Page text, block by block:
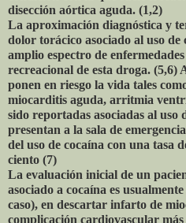
disección aórtica aguda. (1,2)
La aproximación diagnóstica y
dolor torácico asociado al uso de
amplio espectro de
recreacional de esta droga. (5,6)
ponen en riesgo la vida tales
miocarditis aguda, arritmia
sido reportadas asociadas al uso
presentan a la sala de
del uso de cocaína con una tasa
ciento (7)
La evaluación inicial de un
asociado a cocaína es
caso), en descartar infarto de
complicación cardiovascular